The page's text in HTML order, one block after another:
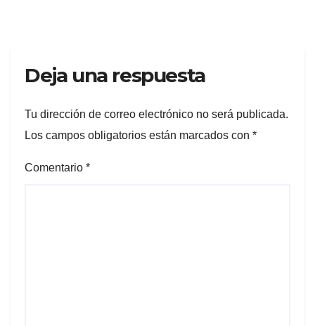
Deja una respuesta
Tu dirección de correo electrónico no será publicada.
Los campos obligatorios están marcados con *
Comentario *